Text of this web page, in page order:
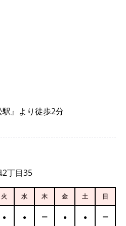
』より徒歩2分
2丁目35
火 水 木 金 土 日
● ● ー ● ● ー